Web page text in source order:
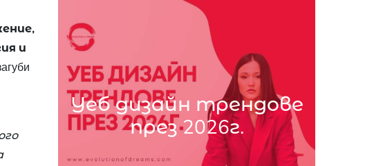
и
Уеб дизайн трендове
през 2026г.